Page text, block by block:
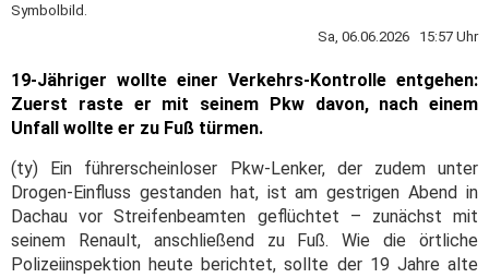
Symbolbild.
Sa, 06.06.2026 15:57 Uhr
19-Jähriger wollte einer Verkehrs-Kontrolle entgehen:
Zuerst raste er mit seinem Pkw davon, nach einem
Unfall wollte er zu Fuß türmen.
(ty) Ein führerscheinloser Pkw-Lenker, der zudem unter
Drogen-Einfluss gestanden hat, ist am gestrigen Abend in
Dachau vor Streifenbeamten geflüchtet – zunächst mit
seinem Renault, anschließend zu Fuß. Wie die örtliche
Polizeiinspektion heute berichtet, sollte der 19 Jahre alte